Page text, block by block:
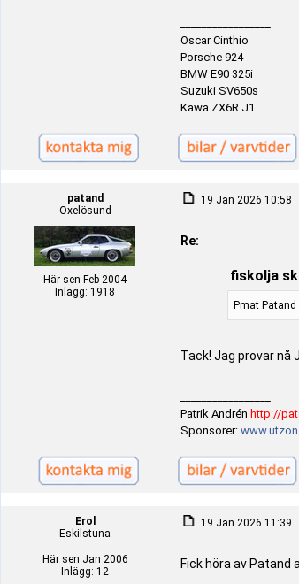
Oscar Cinthio
Porsche 924
BMW E90 325i
Suzuki SV650s
Kawa ZX6R J1
patand
Oxelösund
Här sen Feb 2004
Inlägg: 1918
19 Jan 2026 10:58
Re:
fiskolja
Pmat
Tack! Jag provar nå
Patrik Andrén http://
Sponsorer:
Erol
Eskilstuna
Här sen Jan 2006
Inlägg: 12
19 Jan 2026 11:39
Fick höra av